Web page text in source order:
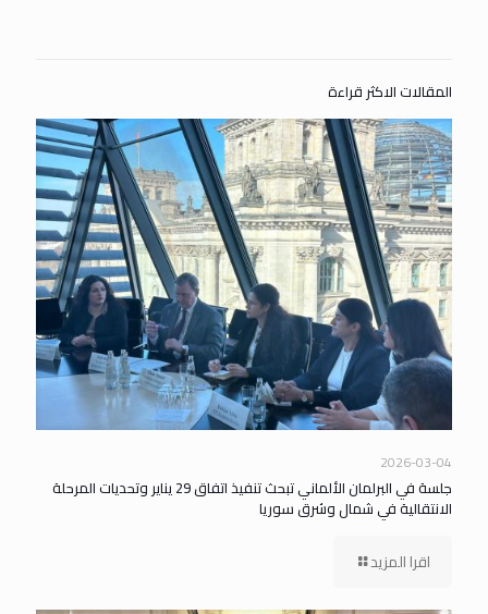
المقالات الاكثر قراءة
2026-03-04
جلسة في البرلمان الألماني تبحث تنفيذ اتفاق 29 يناير وتحديات المرحلة
الانتقالية في شمال وشرق سوريا
اقرا المزيد